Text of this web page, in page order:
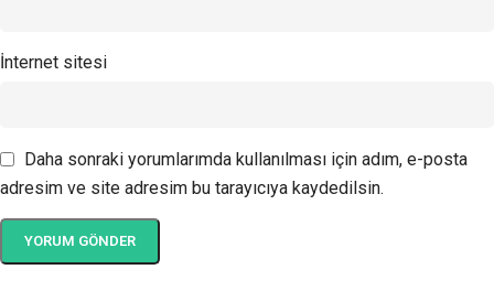
İnternet sitesi
Daha sonraki yorumlarımda kullanılması için adım, e-posta
adresim ve site adresim bu tarayıcıya kaydedilsin.